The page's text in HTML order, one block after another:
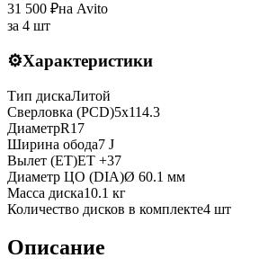
31 500 ₽на Avito
за 4 шт
⚙️Характеристики
Тип дискаЛитой
Сверловка (PCD)5x114.3
ДиаметрR17
Ширина обода7 J
Вылет (ET)ET +37
Диаметр ЦО (DIA)Ø 60.1 мм
Масса диска10.1 кг
Количество дисков в комплекте4 шт
Описание